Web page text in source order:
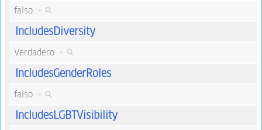
falso +
IncludesDiversity
Verdadero +
IncludesGenderRoles
falso +
IncludesLGBTVisibility